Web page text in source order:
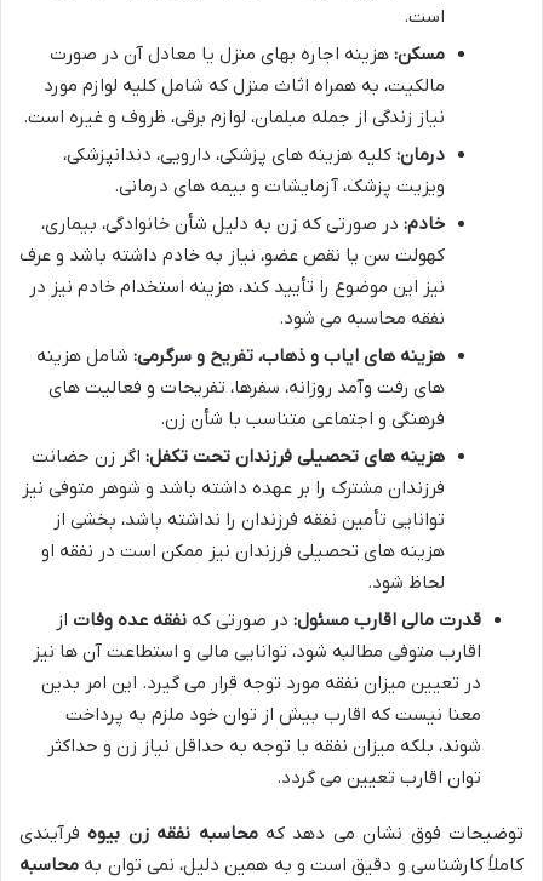
است.
مسکن: هزینه اجاره بهای منزل یا معادل آن در صورت
مالکیت، به همراه اثاث منزل که شامل کلیه لوازم مورد
نیاز زندگی از جمله مبلمان، لوازم برقی، ظروف و غیره است.
درمان: کلیه هزینه های پزشکی، دارویی، دندانپزشکی،
ویزیت پزشک، آزمایشات و بیمه های درمانی.
خادم: در صورتی که زن به دلیل شأن خانوادگی، بیماری،
کهولت سن یا نقص عضو، نیاز به خادم داشته باشد و عرف
نیز این موضوع را تأیید کند، هزینه استخدام خادم نیز در
نفقه محاسبه می شود.
هزینه های ایاب و ذهاب، تفریح و سرگرمی: شامل هزینه
های رفت وآمد روزانه، سفرها، تفریحات و فعالیت های
فرهنگی و اجتماعی متناسب با شأن زن.
هزینه های تحصیلی فرزندان تحت تکفل: اگر زن حضانت
فرزندان مشترک را بر عهده داشته باشد و شوهر متوفی نیز
توانایی تأمین نفقه فرزندان را نداشته باشد، بخشی از
هزینه های تحصیلی فرزندان نیز ممکن است در نفقه او
لحاظ شود.
قدرت مالی اقارب مسئول: در صورتی که نفقه عده وفات از
اقارب متوفی مطالبه شود، توانایی مالی و استطاعت آن ها نیز
در تعیین میزان نفقه مورد توجه قرار می گیرد. این امر بدین
معنا نیست که اقارب بیش از توان خود ملزم به پرداخت
شوند، بلکه میزان نفقه با توجه به حداقل نیاز زن و حداکثر
توان اقارب تعیین می گردد.
توضیحات فوق نشان می دهد کهمحاسبه نفقه زن بیوهفرآیندی
کاملاً کارشناسی و دقیق است و به همین دلیل، نمی توان به محاسبه